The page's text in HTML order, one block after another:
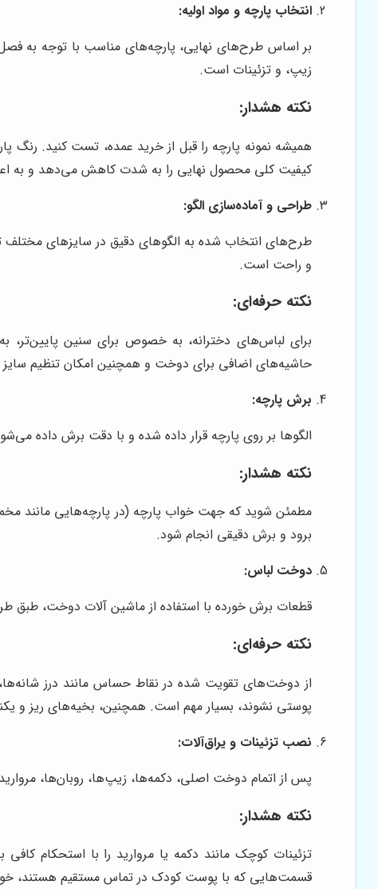
انتخاب پارچه و مواد اولیه:
بر اساس طرح‌های نهایی، پارچه‌های مناسب با توجه به
زیپ، و تزئینات است.
نکته هشدار:
همیشه نمونه پارچه را قبل از خرید عمده، تست کنید. رنگ
کیفیت کلی محصول نهایی را به شدت کاهش می‌دهد و به
طراحی و آماده‌سازی الگو:
طرح‌های انتخاب شده به الگوهای دقیق در سایزهای مختلف
و راحت است.
نکته حرفه‌ای:
برای لباس‌های دخترانه، به خصوص برای سنین پایین‌تر،
حاشیه‌های اضافی برای دوخت و همچنین امکان تنظیم سایز
برش پارچه:
الگوها بر روی پارچه قرار داده شده و با دقت برش داده
نکته هشدار:
مطمئن شوید که جهت خواب پارچه (در پارچه‌هایی مانند
برود و برش دقیقی انجام شود.
دوخت لباس:
قطعات برش خورده با استفاده از ماشین آلات دوخت، طبق
نکته حرفه‌ای:
از دوخت‌های تقویت شده در نقاط حساس مانند درز
پوستی نشوند، بسیار مهم است. همچنین، بخیه‌های ریز و
نصب تزئینات و یراق‌آلات:
پس از اتمام دوخت اصلی، دکمه‌ها، زیپ‌ها، روبان‌ها،
نکته هشدار:
تزئینات کوچک مانند دکمه یا مروارید را با استحکام
قسمت‌هایی که با پوست کودک در تماس مستقیم هستند،